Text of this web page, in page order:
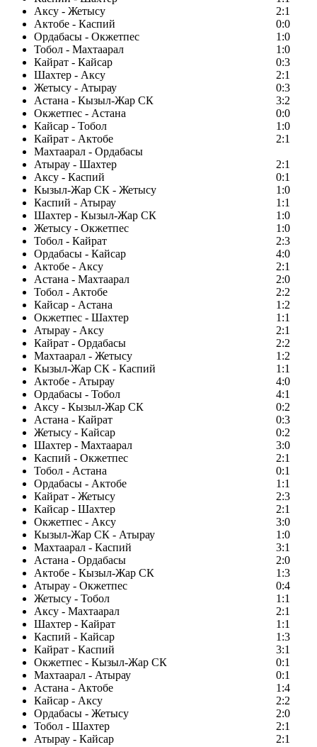
Аксу - Жетысу
2:1
Актобе - Каспий
0:0
Ордабасы - Окжетпес
1:0
Тобол - Махтаарал
1:0
Кайрат - Кайсар
0:3
Шахтер - Аксу
2:1
Жетысу - Атырау
0:3
Астана - Кызыл-Жар СК
3:2
Окжетпес - Астана
0:0
Кайсар - Тобол
1:0
Кайрат - Актобе
2:1
Махтаарал - Ордабасы
Атырау - Шахтер
2:1
Аксу - Каспий
0:1
Кызыл-Жар СК - Жетысу
1:0
Каспий - Атырау
1:1
Шахтер - Кызыл-Жар СК
1:0
Жетысу - Окжетпес
1:0
Тобол - Кайрат
2:3
Ордабасы - Кайсар
4:0
Актобе - Аксу
2:1
Астана - Махтаарал
2:0
Тобол - Актобе
2:2
Кайсар - Астана
1:2
Окжетпес - Шахтер
1:1
Атырау - Аксу
2:1
Кайрат - Ордабасы
2:2
Махтаарал - Жетысу
1:2
Кызыл-Жар СК - Каспий
1:1
Актобе - Атырау
4:0
Ордабасы - Тобол
4:1
Аксу - Кызыл-Жар СК
0:2
Астана - Кайрат
0:3
Жетысу - Кайсар
0:2
Шахтер - Махтаарал
3:0
Каспий - Окжетпес
2:1
Тобол - Астана
0:1
Ордабасы - Актобе
1:1
Кайрат - Жетысу
2:3
Кайсар - Шахтер
2:1
Окжетпес - Аксу
3:0
Кызыл-Жар СК - Атырау
1:0
Махтаарал - Каспий
3:1
Астана - Ордабасы
2:0
Актобе - Кызыл-Жар СК
1:3
Атырау - Окжетпес
0:4
Жетысу - Тобол
1:1
Аксу - Махтаарал
2:1
Шахтер - Кайрат
1:1
Каспий - Кайсар
1:3
Кайрат - Каспий
3:1
Окжетпес - Кызыл-Жар СК
0:1
Махтаарал - Атырау
0:1
Астана - Актобе
1:4
Кайсар - Аксу
2:2
Ордабасы - Жетысу
2:0
Тобол - Шахтер
2:1
Атырау - Кайсар
2:1